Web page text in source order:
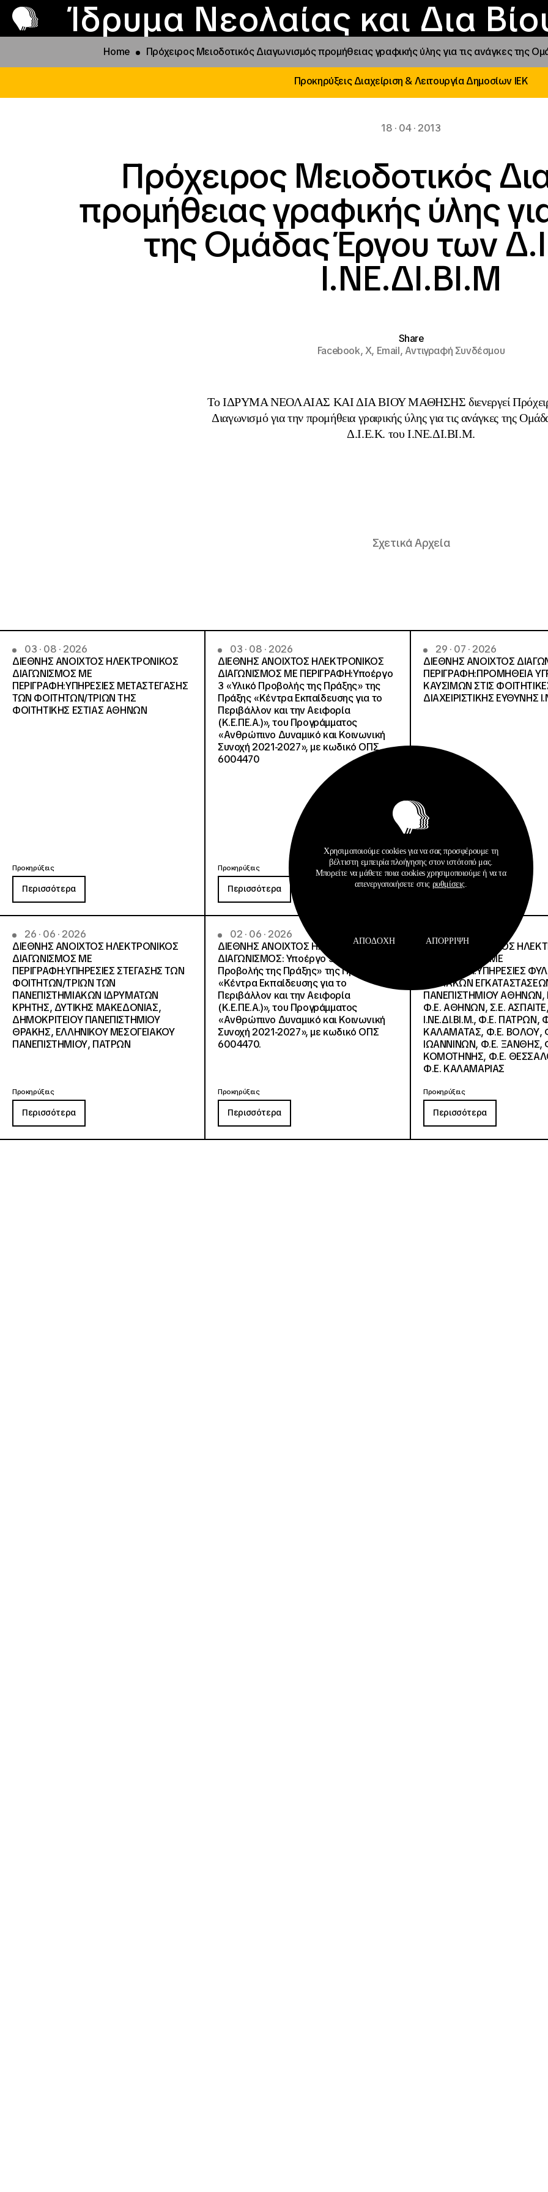
Ίδρυμα Νεολαίας και Δια
Το ΙΝΕΔΙΒΙΜ
Προγράμματα και
Φοιτητικές Εστίες
Παραχώρηση
Νέα
Επικοινωνία
Home Πρόχειρος Μειοδοτικός Διαγωνισμός προμήθειας γραφικής ύλης για τις ανάγκες της
Προκηρύξεις Διαχείριση & Λειτουργία Δημοσίων ΙΕΚ
18 · 04 · 2013
Πρόχειρος Μειοδοτικός
προμήθειας γραφικής ύλης
της Ομάδας Έργου των
Ι.ΝΕ.ΔΙ.ΒΙ.Μ
Share
Facebook,X, Email,Αντιγραφή Συνδέσμου
Το ΙΔΡΥΜΑ ΝΕΟΛΑΙΑΣ ΚΑΙ ΔΙΑ ΒΙΟΥ ΜΑΘΗΣΗΣ διενεργεί
Διαγωνισμό για την προμήθεια γραφικής ύλης για τις ανάγκες της
Δ.Ι.Ε.Κ. του Ι.ΝΕ.ΔΙ.ΒΙ.Μ.
Σχετικά Αρχεία
03 · 08 · 2026
ΔΙΕΘΝΗΣ ΑΝΟΙΧΤΟΣ ΗΛΕΚΤΡΟΝΙΚΟΣ
ΔΙΑΓΩΝΙΣΜΟΣ ΜΕ
ΠΕΡΙΓΡΑΦΗ:ΥΠΗΡΕΣΙΕΣ METAΣΤΕΓΑΣΗΣ
ΤΩΝ ΦΟΙΤΗΤΩΝ/ΤΡΙΩΝ ΤΗΣ
ΦΟΙΤΗΤΙΚΗΣ ΕΣΤΙΑΣ ΑΘΗΝΩΝ
Προκηρύξεις
Περισσότερα
03 · 08 · 2026
ΔΙΕΘΝΗΣ ΑΝΟΙΧΤΟΣ ΗΛΕΚΤΡΟΝΙΚΟΣ
ΔΙΑΓΩΝΙΣΜΟΣ ΜΕ ΠΕΡΙΓΡΑΦΗ:Υποέργο
3 «Υλικό Προβολής της Πράξης» της
Πράξης «Κέντρα Εκπαίδευσης για το
Περιβάλλον και την Αειφορία
(Κ.Ε.ΠΕ.Α.)», του Προγράμματος
«Ανθρώπινο Δυναμικό και Κοινωνική
Συνοχή 2021-2027», με κωδικό ΟΠΣ
6004470
Προκηρύξεις
Περισσότερα
29 · 07 · 2026
ΔΙΕΘΝΗΣ ΑΝΟΙΧΤΟΣ
ΠΕΡΙΓΡΑΦΗ:ΠΡΟΜΗΘΕΙΑ
ΚΑΥΣΙΜΩΝ ΣΤΙΣ
ΔΙΑΧΕΙΡΙΣΤΙΚΗΣ ΕΥΘΥΝΗΣ
Προκηρύξεις
Περισσότερα
26 · 06 · 2026
ΔΙΕΘΝΗΣ ΑΝΟΙΧΤΟΣ ΗΛΕΚΤΡΟΝΙΚΟΣ
ΔΙΑΓΩΝΙΣΜΟΣ ΜΕ
ΠΕΡΙΓΡΑΦΗ:ΥΠΗΡΕΣΙΕΣ ΣΤΕΓΑΣΗΣ ΤΩΝ
ΦΟΙΤΗΤΩΝ/ΤΡΙΩΝ ΤΩΝ
ΠΑΝΕΠΙΣΤΗΜΙΑΚΩΝ ΙΔΡΥΜΑΤΩΝ
KΡΗΤΗΣ, ΔΥΤΙΚΗΣ ΜΑΚΕΔΟΝΙΑΣ,
ΔΗΜΟΚΡΙΤΕΙΟΥ ΠΑΝΕΠΙΣΤΗΜΙΟΥ
ΘΡΑΚΗΣ, ΕΛΛΗΝΙΚΟΥ ΜΕΣΟΓΕΙΑΚΟΥ
ΠΑΝΕΠΙΣΤΗΜΙΟΥ, ΠΑΤΡΩΝ
Προκηρύξεις
Περισσότερα
02 · 06 · 2026
ΔΙΕΘΝΗΣ ΑΝΟΙΧΤΟΣ ΗΛΕΚΤΡΟΝΙΚΟΣ
ΔΙΑΓΩΝΙΣΜΟΣ: Υποέργο 3 «Υλικό
Προβολής της Πράξης» της Πράξης
«Κέντρα Εκπαίδευσης για το
Περιβάλλον και την Αειφορία
(Κ.Ε.ΠΕ.Α.)», του Προγράμματος
«Ανθρώπινο Δυναμικό και Κοινωνική
Συνοχή 2021-2027», με κωδικό ΟΠΣ
6004470.
Προκηρύξεις
Περισσότερα
ΔΙΕΘΝΗΣ ΑΝΟΙΧΤΟΣ
ΔΙΑΓΩΝΙΣΜΟΣ ΜΕ
ΠΕΡΙΓΡΑΦΗ:ΥΠΗΡΕΣΙΕΣ
ΚΤΙΡΙΑΚΩΝ
ΠΑΝΕΠΙΣΤΗΜΙΟΥ ΑΘΗΝΩΝ,
Φ.Ε. ΑΘΗΝΩΝ, Σ.Ε.
Ι.ΝΕ.ΔΙ.ΒΙ.Μ., Φ.Ε. ΠΑΤΡΩΝ,
ΚΑΛΑΜΑΤΑΣ, Φ.Ε. ΒΟΛΟΥ,
ΙΩΑΝΝΙΝΩΝ, Φ.Ε. ΞΑΝΘΗΣ,
ΚΟΜΟΤΗΝΗΣ, Φ.Ε.
Φ.Ε. ΚΑΛΑΜΑΡΙΑΣ
Προκηρύξεις
Περισσότερα
Χρησιμοποιούμε cookies για να σας προσφέρουμε τη
βέλτιστη εμπειρία πλοήγησης στον ιστότοπό μας.
Μπορείτε να μάθετε ποια cookies χρησιμοποιούμε ή να τα
απενεργοποιήσετε στις ρυθμίσεις
ΑΠΟΔΟΧΉ ΑΠΌΡΡΙΨΗ